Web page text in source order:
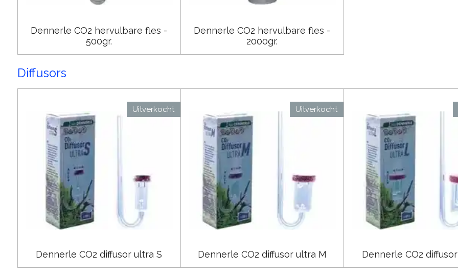
Dennerle CO2 hervulbare fles -
500gr.
Dennerle CO2 hervulbare fles -
2000gr.
Diffusors
Uitverkocht
Dennerle CO2 diffusor ultra S
Uitverkocht
Dennerle CO2 diffusor ultra M Dennerle CO2